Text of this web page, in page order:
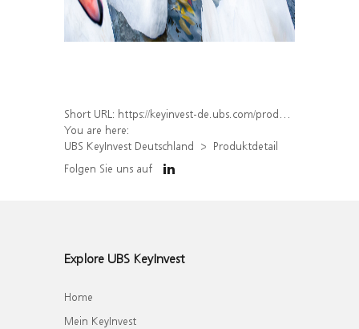
Short URL: https://keyinvest-de.ubs.com/produkt/detail/index/isin/DE000WA54933
You are here:
UBS KeyInvest Deutschland
Produktdetail
Folgen Sie uns auf
Explore UBS KeyInvest
Home
Mein KeyInvest